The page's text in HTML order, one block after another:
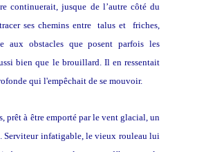
continuerait, jusque de l’autre côté du
ses chemins entre talus et friches,
aux obstacles que posent parfois les
bien que le brouillard. Il en ressentait
qui l'empêchait de se mouvoir.
prêt à être emporté par le vent glacial, un
Serviteur infatigable, le vieux rouleau lui